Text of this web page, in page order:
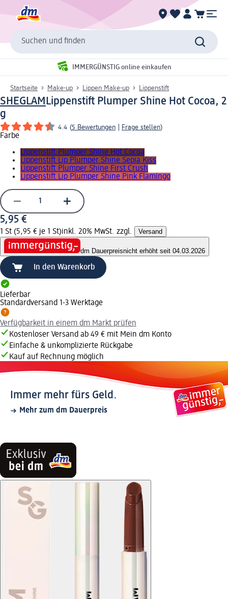
Suchen und finden
IMMERGÜNSTIG online einkaufen
Startseite Make-up Lippen Make-up Lippenstift
SHEGLAMLippenstift Plumper Shine Hot Cocoa, 2
g
4.4 (5 Bewertungen Frage stellen)
Farbe
Lippenstift Plumper Shine Hot Cocoa
Lippenstift Lip Plumper Shine Sepia Kiss
Lippenstift Plumper Shine First Crush
Lippenstift Lip Plumper Shine Pink Flamingo
5,95 €
1 St (5,95 € je 1 St)inkl. 20% MwSt. zzgl. Versand
dm Dauerpreisnicht erhöht seit 04.03.2026
In den Warenkorb
Lieferbar
Standardversand 1-3 Werktage
Verfügbarkeit in einem dm Markt prüfen
Kostenloser Versand ab 49 € mit Mein dm Konto
Einfache & unkomplizierte Rückgabe
Kauf auf Rechnung möglich
Immer mehr fürs Geld.
Mehr zum dm Dauerpreis